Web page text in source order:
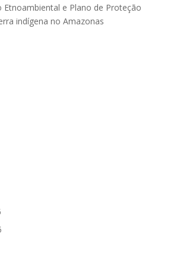
e Plano de Proteção
indígena no Amazonas